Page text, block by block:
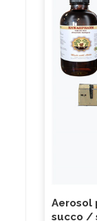
Aerosol
succo /